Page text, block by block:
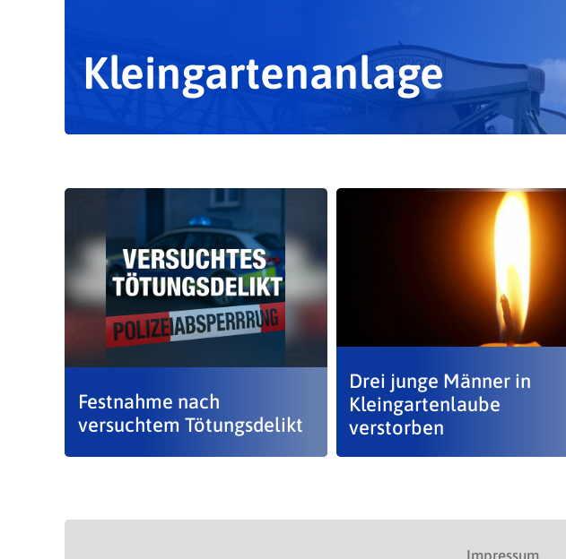
Kleingartenanlage
Festnahme nach
versuchtem Tötungsdelikt
Drei junge Männer in
Kleingartenlaube
verstorben
Impressum